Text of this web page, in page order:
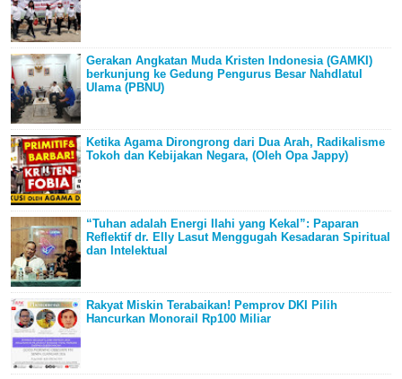
Gerakan Angkatan Muda Kristen Indonesia (GAMKI)
berkunjung ke Gedung Pengurus Besar Nahdlatul
Ulama (PBNU)
Ketika Agama Dirongrong dari Dua Arah, Radikalisme
Tokoh dan Kebijakan Negara, (Oleh Opa Jappy)
“Tuhan adalah Energi Ilahi yang Kekal”: Paparan
Reflektif dr. Elly Lasut Menggugah Kesadaran Spiritual
dan Intelektual
Rakyat Miskin Terabaikan! Pemprov DKI Pilih
Hancurkan Monorail Rp100 Miliar